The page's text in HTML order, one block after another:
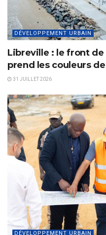
DÉVELOPPEMENT URBAIN
Libreville : le front
prend les couleurs
31 JUILLET 2026
DÉVELOPPEMENT URBAIN